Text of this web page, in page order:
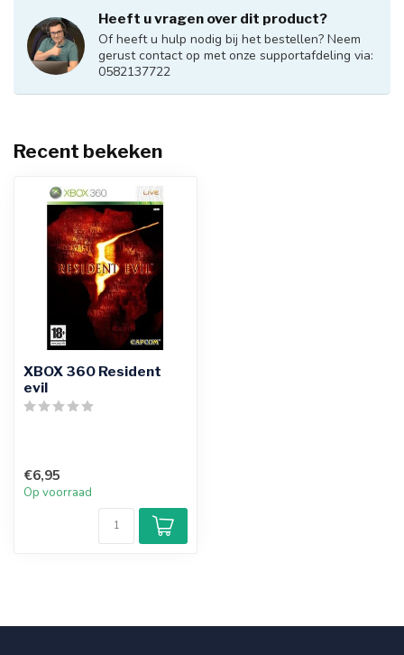
Heeft u vragen over dit product?
Of heeft u hulp nodig bij het bestellen? Neem
gerust contact op met onze supportafdeling via:
0582137722
Recent bekeken
XBOX 360 Resident
evil
€6,95
Op voorraad